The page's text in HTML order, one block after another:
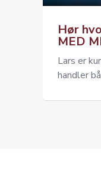
Hør
MED
Lars er
handler